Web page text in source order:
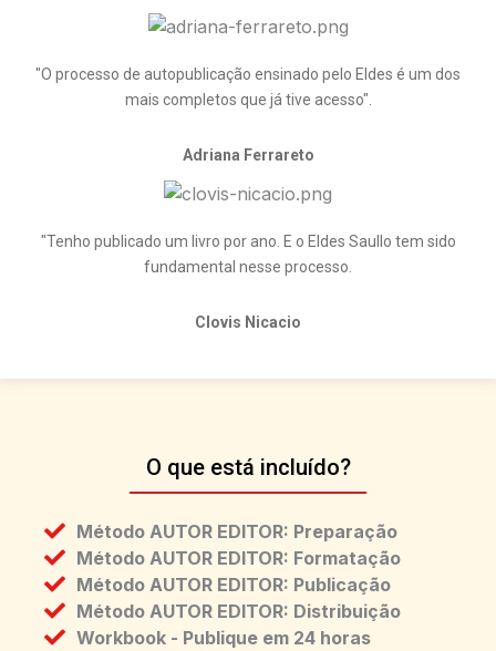
"O processo de autopublicação ensinado pelo Eldes é um dos
mais completos que já tive acesso".
Adriana Ferrareto
"Tenho publicado um livro por ano. E o Eldes Saullo tem sido
fundamental nesse processo.
Clovis Nicacio
O que está incluído?
Método AUTOR EDITOR: Preparação
Método AUTOR EDITOR: Formatação
Método AUTOR EDITOR: Publicação
Método AUTOR EDITOR: Distribuição
Workbook - Publique em 24 horas